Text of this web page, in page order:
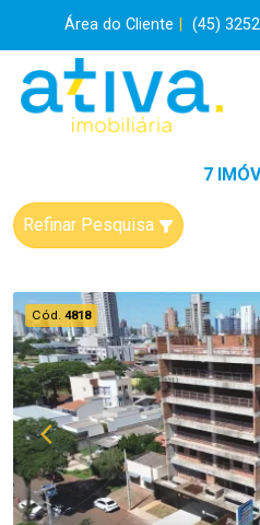
Área do Cliente (45)
7
Refinar Pesquisa
Cód. 4818